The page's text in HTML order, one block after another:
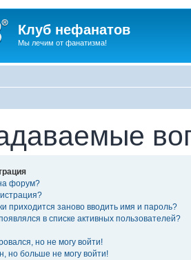
Клуб нефанатов
Мы лечим от фанатизма!
форум?
приходится заново вводить имя и пароль?
в списке активных пользователей?
но не могу войти!
но больше не могу войти!